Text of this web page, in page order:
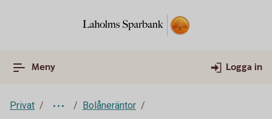
Meny Logga in
Privat
Bolåneräntor